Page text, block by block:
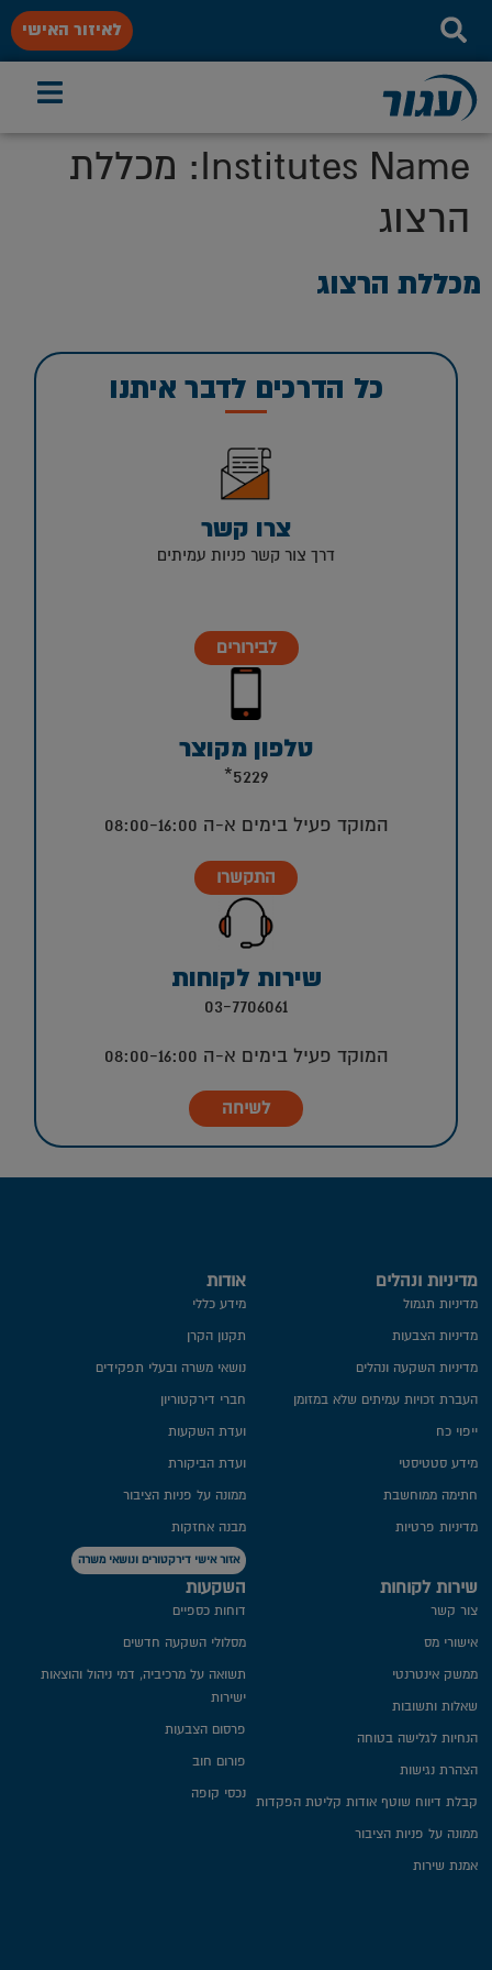
לאיזור האישי
Institutes Name:
מכללת
הרצוג
מכללת הרצוג
כל הדרכים לדבר איתנו
צרו קשר
דרך צור קשר פניות עמיתים
לבירורים
טלפון מקוצר
5229*
המוקד פעיל בימים א-ה 08:00-16:00
התקשרו
שירות לקוחות
03-7706061
המוקד פעיל בימים א-ה 08:00-16:00
לשיחה
אודות
מידע כללי
תקנון הקרן
נושאי משרה ובעלי תפקידים
חברי דירקטוריון
ועדת השקעות
ועדת הביקורת
ממונה על פניות הציבור
מבנה אחזקות
אזור אישי דירקטורים ונושאי משרה
מדיניות ונהלים
מדיניות תגמול
מדיניות הצבעות
מדיניות השקעה ונהלים
העברת זכויות עמיתים שלא במזומן
ייפוי כח
מידע סטטיסטי
חתימה ממוחשבת
מדיניות פרטיות​
השקעות
דוחות כספיים
מסלולי השקעה חדשים
תשואה על מרכיביה, דמי ניהול והוצאות
ישירות
פרסום הצבעות
פורום חוב
נכסי קופה
שירות לקוחות
צור קשר
אישורי מס
ממשק אינטרנטי
שאלות ותשובות
הנחיות לגלישה בטוחה
הצהרת נגישות
קבלת דיווח שוטף אודות קליטת הפקדות
ממונה על פניות הציבור
אמנת שירות